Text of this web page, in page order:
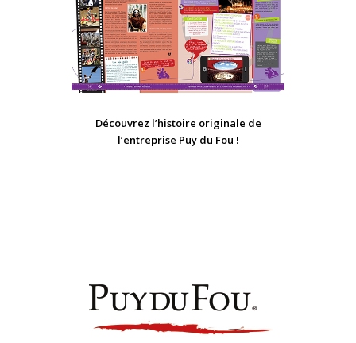
Découvrez l’histoire originale de
l’entreprise Puy du Fou !